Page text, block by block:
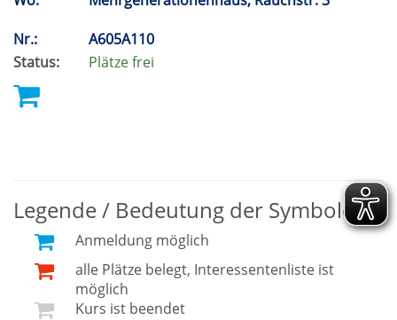
Nr.:
A605A110
Status:
Plätze frei
Legende / Bedeutung der Symbole
Anmeldung möglich
alle Plätze belegt, Interessentenliste ist
möglich
Kurs ist beendet